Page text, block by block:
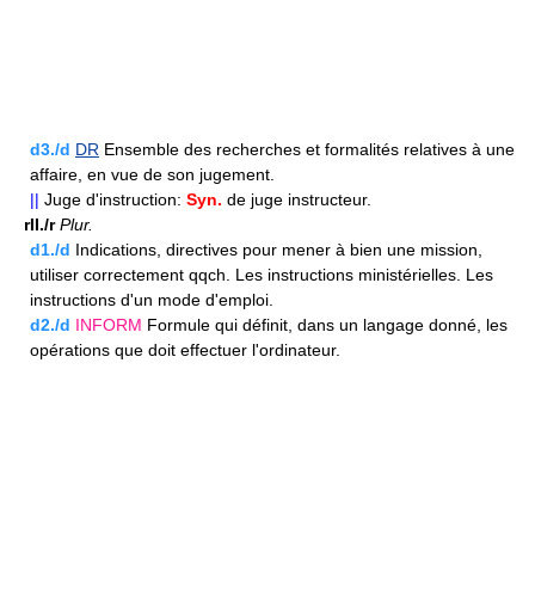
d3./d DR Ensemble des recherches et formalités relatives à une
affaire, en vue de son jugement.
|| Juge d'instruction: Syn. de juge instructeur.
rII./r Plur.
d1./d Indications, directives pour mener à bien une mission,
utiliser correctement qqch. Les instructions ministérielles. Les
instructions d'un mode d'emploi.
d2./d INFORM Formule qui définit, dans un langage donné, les
opérations que doit effectuer l'ordinateur.